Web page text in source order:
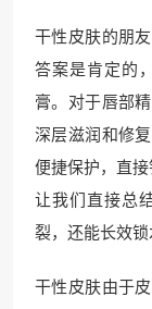
干性皮肤的朋
答案是肯定的
膏。对于唇部
深层滋润和修
便捷保护，直接
让我们直接总
裂，还能长效锁
干性皮肤由于